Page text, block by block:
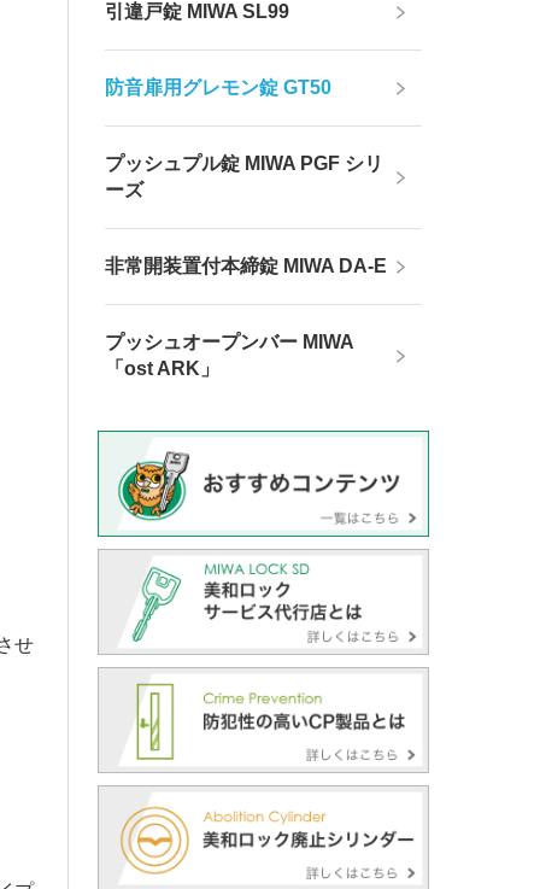
せ
引違戸錠 MIWA SL99
防音扉用グレモン錠 GT50
プッシュプル錠 MIWA PGF シリ
ーズ
非常開装置付本締錠 MIWA DA-E
プッシュオープンバー MIWA
「ost ARK」